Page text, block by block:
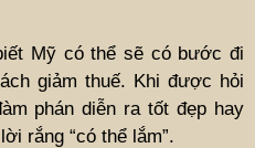
Mỹ có thể sẽ có bước đi
giảm thuế. Khi được hỏi
phán diễn ra tốt đẹp hay
rắng “có thể lắm”.